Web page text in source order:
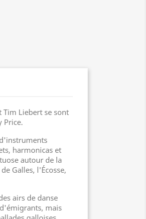
Tim Liebert se sont
Price.
harmonicas et
autour de la
Galles, l'Écosse,
airs de danse
mais